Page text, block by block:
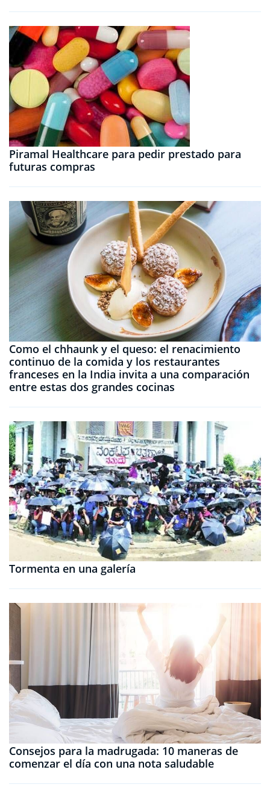
Piramal Healthcare para pedir prestado para
futuras compras
Como el chhaunk y el queso: el renacimiento
continuo de la comida y los restaurantes
franceses en la India invita a una comparación
entre estas dos grandes cocinas
Tormenta en una galería
Consejos para la madrugada: 10 maneras de
comenzar el día con una nota saludable